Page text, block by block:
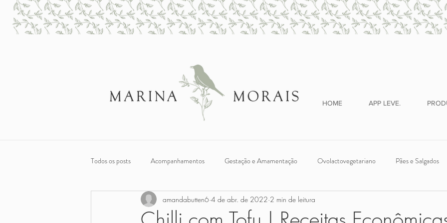
HOME APP LEVE.
Todos os posts Acompanhamentos Gestação e Amamentação Ovolactovegetariano Pães e Salgados
Sobremesas Café da Manhã e Lanches Legumes e Verduras
amandabutten6 4 de abr. de 2022 2 min de leitura